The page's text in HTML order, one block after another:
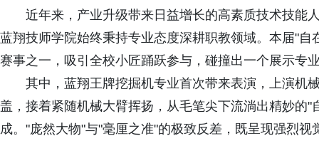
近年来，产业升级带来日益增长的高素质技术技能
蓝翔技师学院始终秉持专业态度深耕职教领域。本届"
赛事之一，吸引全校小匠踊跃参与，碰撞出一个展示专
其中，蓝翔王牌挖掘机专业首次带来表演，上演机
盖，接着紧随机械大臂挥扬，从毛笔尖下流淌出精妙的
成。"庞然大物"与"毫厘之准"的极致反差，既呈现强烈